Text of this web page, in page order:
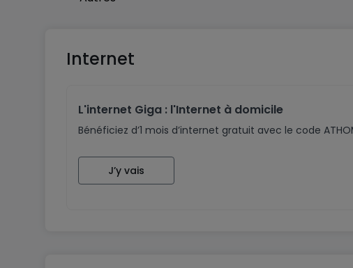
Internet
L'internet Giga : l'Internet à domicile
Bénéficiez d’1 mois d’internet gratuit avec le code
J’y vais